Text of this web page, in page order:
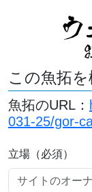
この魚拓
魚拓のURL：
031-25/gor-
立場（必須）